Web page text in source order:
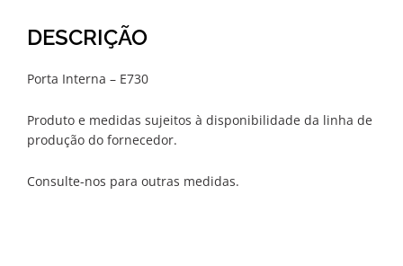
DESCRIÇÃO
Porta Interna – E730
Produto e medidas sujeitos à disponibilidade da linha de
produção do fornecedor.
Consulte-nos para outras medidas.